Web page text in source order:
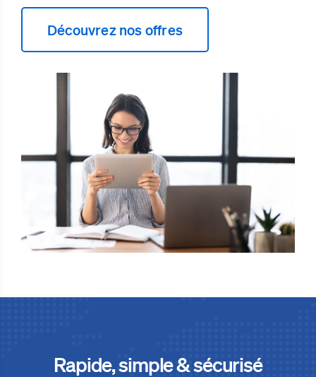
Découvrez nos offres
Rapide, simple & sécurisé